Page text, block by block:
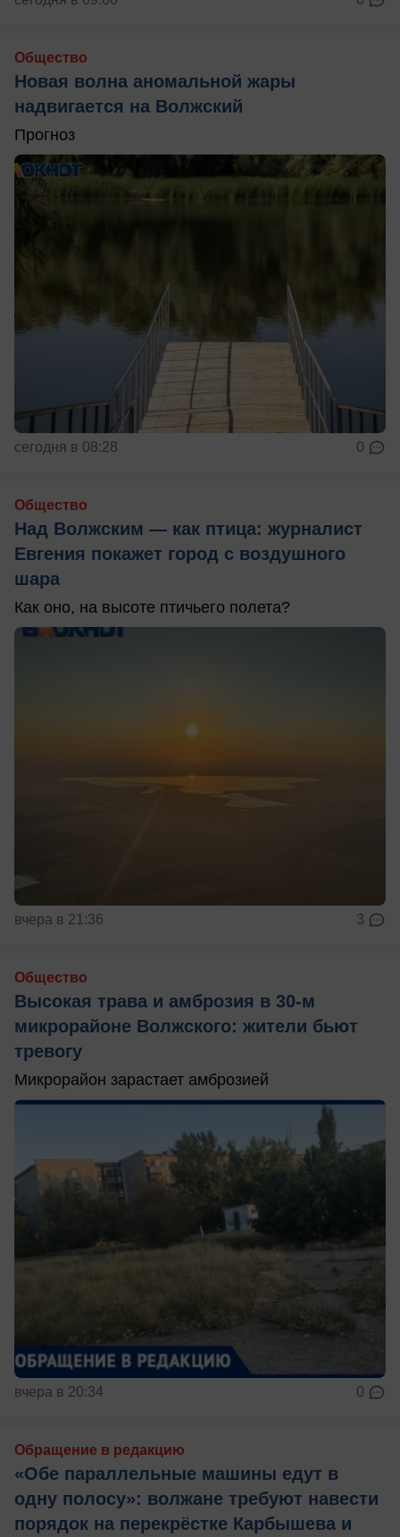
Общество
Новая волна аномальной жары
надвигается на Волжский
Прогноз
сегодня в 08:28 0
Общество
Над Волжским — как птица: журналист
Евгения покажет город с воздушного
шара
Как оно, на высоте птичьего полета?
вчера в 21:36 3
Общество
Высокая трава и амброзия в 30‑м
микрорайоне Волжского: жители бьют
тревогу
Микрорайон зарастает амброзией
вчера в 20:34 0
Обращение в редакцию
«Обе параллельные машины едут в
одну полосу»: волжане требуют навести
порядок на перекрёстке Карбышева и